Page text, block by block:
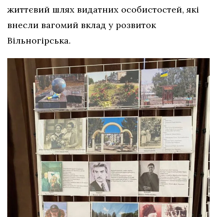
життєвий шлях видатних особистостей, які
внесли вагомий вклад у розвиток
Вільногірська.